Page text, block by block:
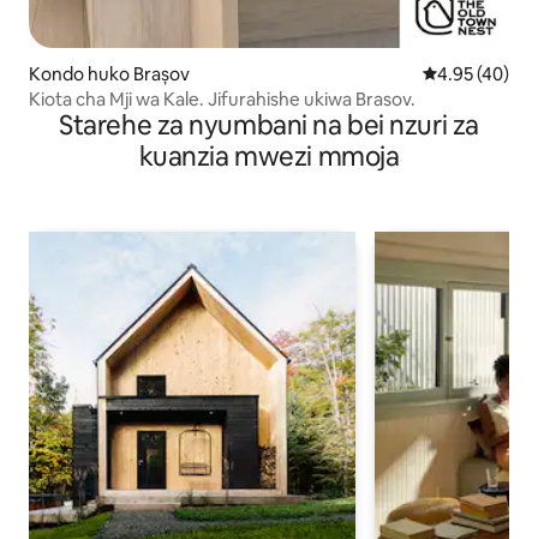
Kondo huko Brașov Ukadiriaji wa
4.95 (40)
Kiota cha Mji wa Kale. Jifurahishe ukiwa Brasov.
Starehe za nyumbani na bei nzuri za
kuanzia mwezi mmoja